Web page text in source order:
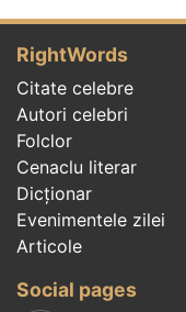
RightWords
Citate celebre
Autori celebri
Folclor
Cenaclu literar
Dicționar
Evenimentele zilei
Articole
Social pages